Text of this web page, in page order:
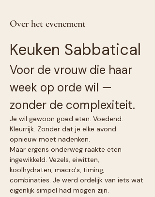
Over het evenement
Keuken Sabbatical
Voor de vrouw die haar
week op orde wil —
zonder de complexiteit.
Je wil gewoon goed eten. Voedend.
Kleurrijk. Zonder dat je elke avond
opnieuw moet nadenken.
Maar ergens onderweg raakte eten
ingewikkeld. Vezels, eiwitten,
koolhydraten, macro's, timing,
combinaties. Je werd ordelijk van iets wat
eigenlijk simpel had mogen zijn.